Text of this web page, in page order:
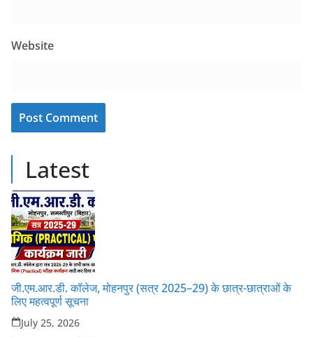
Website
Latest
जी.एम.आर.डी. कॉलेज, मोहनपुर (सत्र 2025–29) के छात्र-छात्राओं के
लिए महत्वपूर्ण सूचना
July 25, 2026